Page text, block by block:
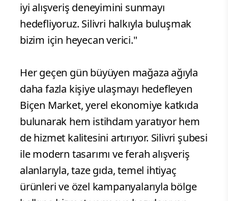
iyi alışveriş deneyimini sunmayı
hedefliyoruz. Silivri halkıyla buluşmak
bizim için heyecan verici."
Her geçen gün büyüyen mağaza ağıyla
daha fazla kişiye ulaşmayı hedefleyen
Biçen Market, yerel ekonomiye katkıda
bulunarak hem istihdam yaratıyor hem
de hizmet kalitesini artırıyor. Silivri şubesi
ile modern tasarımı ve ferah alışveriş
alanlarıyla, taze gıda, temel ihtiyaç
ürünleri ve özel kampanyalarıyla bölge